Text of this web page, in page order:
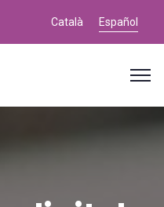
Català Español